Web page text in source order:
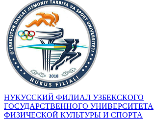
НУКУССКИЙ ФИЛИАЛ УЗБЕКСКОГО
ГОСУДАРСТВЕННОГО УНИВЕРСИТЕТА
ФИЗИЧЕСКОЙ КУЛЬТУРЫ И СПОРТА